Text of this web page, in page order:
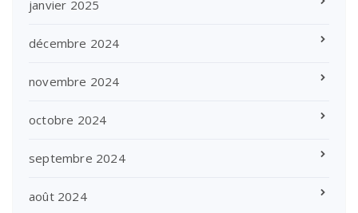
janvier 2025
décembre 2024
novembre 2024
octobre 2024
septembre 2024
août 2024